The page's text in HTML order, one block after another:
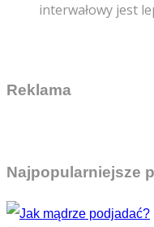
interwałowy jest
Reklama
Najpopularniejsze